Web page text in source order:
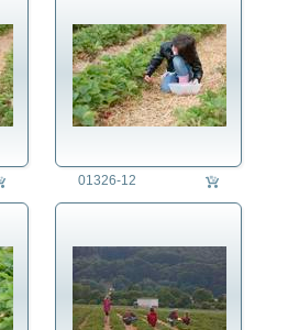
auftragsproduktion
die fotografen
01326-12